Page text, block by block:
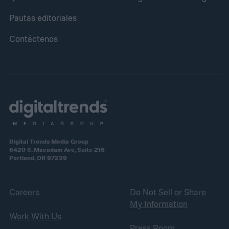
Pautas editoriales
Contáctenos
Digital Trends Media Group
6420 S. Macadam Ave, Suite 216
Portland, OR 97239
Careers
Work With Us
Do Not Sell or Share
My Information